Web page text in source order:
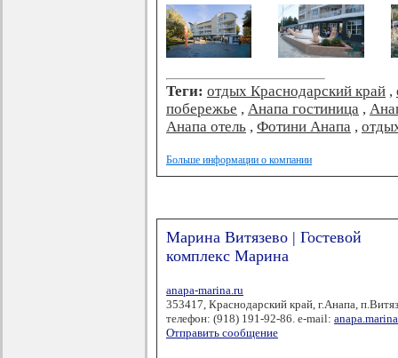
Теги: отдых Краснодарский край ,
побережье , Анапа гостиница ,
Анапа отель , Фотини Анапа ,
Больше информации о компании
Марина Витязево | Гостевой
комплекс Марина
anapa-marina.ru
353417, Краснодарский край, г.Анапа,
телефон: (918) 191-92-86. e-mail:
Отправить сообщение